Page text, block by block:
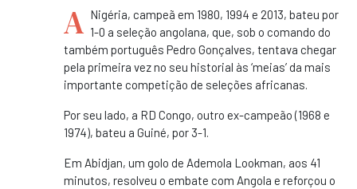
A Nigéria, campeã em 1980, 1994 e 2013, bateu por
1-0 a seleção angolana, que, sob o comando do
também português Pedro Gonçalves, tentava chegar
pela primeira vez no seu historial às ‘meias’ da mais
importante competição de seleções africanas.
Por seu lado, a RD Congo, outro ex-campeão (1968 e
1974), bateu a Guiné, por 3-1.
Em Abidjan, um golo de Ademola Lookman, aos 41
minutos, resolveu o embate com Angola e reforçou o